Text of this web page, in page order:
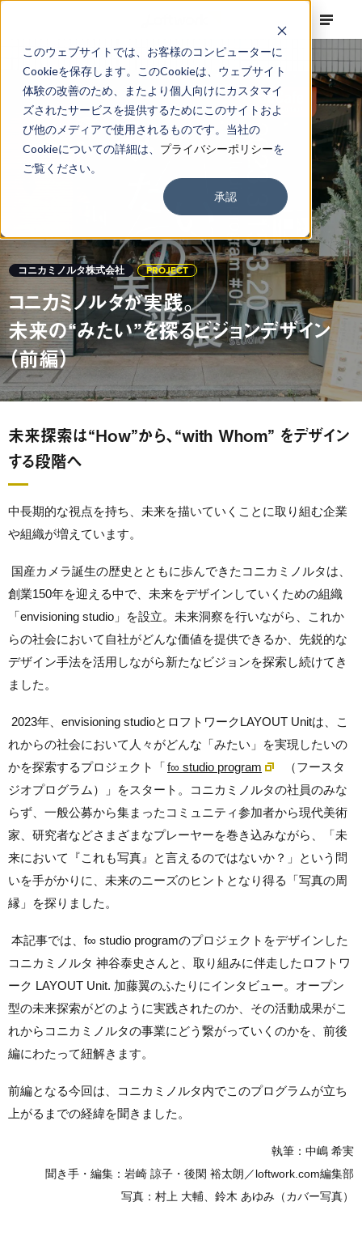
このウェブサイトでは、お客様のコンピューターに
Cookieを保存します。このCookieは、ウェブサイト
体験の改善のため、またより個人向けにカスタマイ
ズされたサービスを提供するためにこのサイトおよ
び他のメディアで使用されるものです。当社の
Cookieについての詳細は、 プライバシーポリシーを
ご覧ください。
承認
コニカミノルタ株式会社 PROJECT
コニカミノルタが実践。
未来の“みたい”を探るビジョンデザイン
（前編）
未来探索は“How”から、“with Whom” をデザイン
する段階へ
中長期的な視点を持ち、未来を描いていくことに取り組む企業
や組織が増えています。
国産カメラ誕生の歴史とともに歩んできたコニカミノルタは、
創業150年を迎える中で、未来をデザインしていくための組織
「envisioning studio」を設立。未来洞察を行いながら、これか
らの社会において自社がどんな価値を提供できるか、先鋭的な
デザイン手法を活用しながら新たなビジョンを探索し続けてき
ました。
2023年、envisioning studioとロフトワークLAYOUT Unitは、こ
れからの社会において人々がどんな「みたい」を実現したいの
かを探索するプロジェクト「f∞ studio program
（フースタ
ジオプログラム）」をスタート。コニカミノルタの社員のみな
らず、一般公募から集まったコミュニティ参加者から現代美術
家、研究者などさまざまなプレーヤーを巻き込みながら、「未
来において『これも写真』と言えるのではないか？」という問
いを手がかりに、未来のニーズのヒントとなり得る「写真の周
縁」を探りました。
本記事では、f∞ studio programのプロジェクトをデザインした
コニカミノルタ 神谷泰史さんと、取り組みに伴走したロフトワ
ーク LAYOUT Unit. 加藤翼のふたりにインタビュー。オープン
型の未来探索がどのように実践されたのか、その活動成果がこ
れからコニカミノルタの事業にどう繋がっていくのかを、前後
編にわたって紐解きます。
前編となる今回は、コニカミノルタ内でこのプログラムが立ち
上がるまでの経緯を聞きました。
執筆：中嶋 希実
聞き手・編集：岩崎 諒子・後閑 裕太朗／loftwork.com編集部
写真：村上 大輔、鈴木 あゆみ（カバー写真）